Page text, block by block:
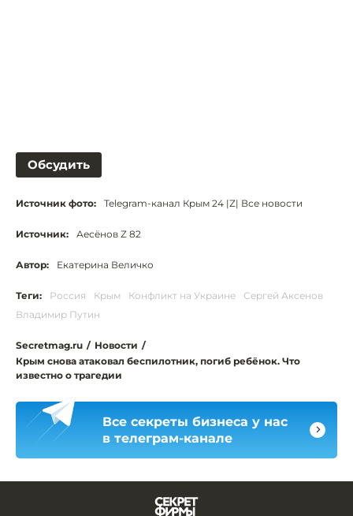
Обсудить
Источник фото: Telegram-канал Крым 24 |Z| Все новости
Источник: Аесёнов Z 82
Автор: Екатерина Величко
Теги: Россия Крым Конфликт на Украине
Сергей Аксенов
Владимир Путин
Secretmag.ru / Новости /
Крым снова атаковал беспилотник, погиб ребёнок. Что
известно о трагедии
Все секреты бизнеса у нас
в телеграм-канале